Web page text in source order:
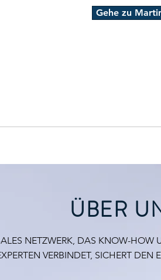
Gehe zu
ÜBER
NETZWERK, DAS KNOW-HOW
VERBINDET, SICHERT DEN